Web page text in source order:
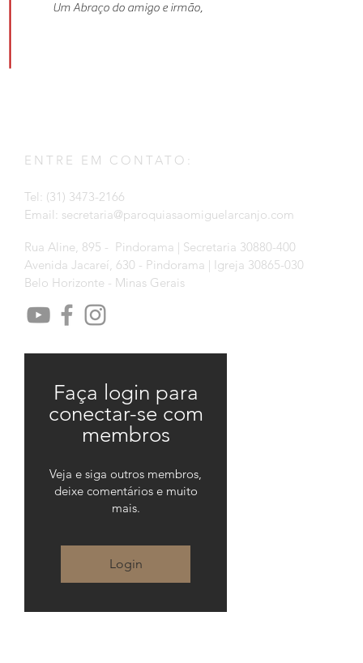
Um Abraço do amigo e irmão,
ENTRE EM CONTATO:
Tel: (31) 3473-2166
Email: secretaria@paroquiasaomiguelarcanjo.com
Rua Aline, 895 - Pindorama | Secretaria 30880-400
Avenida Jacareí, 630 - Pindorama | Igreja 30865-030
Belo Horizonte - Minas Gerais
Faça login para
conectar-se com
membros
Veja e siga outros membros,
deixe comentários e muito
mais.
Login